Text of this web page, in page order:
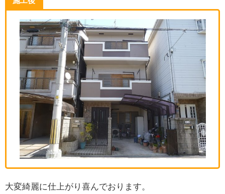
大変綺麗に仕上がり喜んでおります。